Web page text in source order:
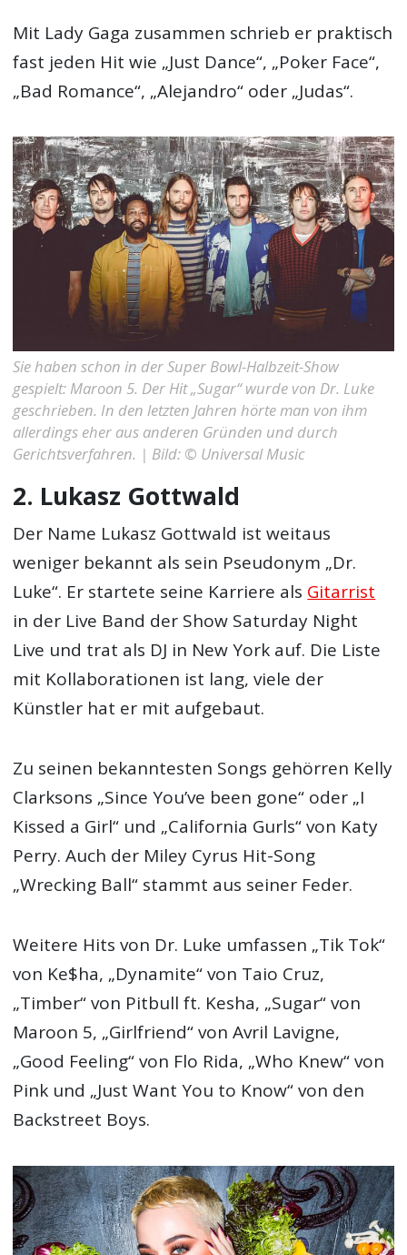
Mit Lady Gaga zusammen schrieb er praktisch
fast jeden Hit wie „Just Dance“, „Poker Face“,
„Bad Romance“, „Alejandro“ oder „Judas“.
Sie haben schon in der Super Bowl-Halbzeit-Show
gespielt: Maroon 5. Der Hit „Sugar“ wurde von Dr. Luke
geschrieben. In den letzten Jahren hörte man von ihm
allerdings eher aus anderen Gründen und durch
Gerichtsverfahren. | Bild: © Universal Music
2. Lukasz Gottwald
Der Name Lukasz Gottwald ist weitaus
weniger bekannt als sein Pseudonym „Dr.
Luke“. Er startete seine Karriere als Gitarrist
in der Live Band der Show Saturday Night
Live und trat als DJ in New York auf. Die Liste
mit Kollaborationen ist lang, viele der
Künstler hat er mit aufgebaut.
Zu seinen bekanntesten Songs gehörren Kelly
Clarksons „Since You’ve been gone“ oder „I
Kissed a Girl“ und „California Gurls“ von Katy
Perry. Auch der Miley Cyrus Hit-Song
„Wrecking Ball“ stammt aus seiner Feder.
Weitere Hits von Dr. Luke umfassen „Tik Tok“
von Ke$ha, „Dynamite“ von Taio Cruz,
„Timber“ von Pitbull ft. Kesha, „Sugar“ von
Maroon 5, „Girlfriend“ von Avril Lavigne,
„Good Feeling“ von Flo Rida, „Who Knew“ von
Pink und „Just Want You to Know“ von den
Backstreet Boys.